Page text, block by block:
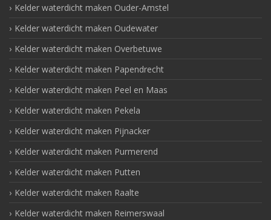
Kelder waterdicht maken Ouder-Amstel
Kelder waterdicht maken Oudewater
Kelder waterdicht maken Overbetuwe
Kelder waterdicht maken Papendrecht
Kelder waterdicht maken Peel en Maas
Kelder waterdicht maken Pekela
Kelder waterdicht maken Pijnacker
Kelder waterdicht maken Purmerend
Kelder waterdicht maken Putten
Kelder waterdicht maken Raalte
Kelder waterdicht maken Reimerswaal